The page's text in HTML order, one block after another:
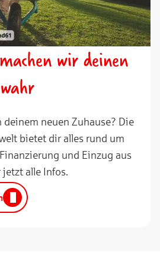
wir deinen
deinem neuen Zuhause? Die
bietet dir alles rund um
und Einzug aus
alle Infos.